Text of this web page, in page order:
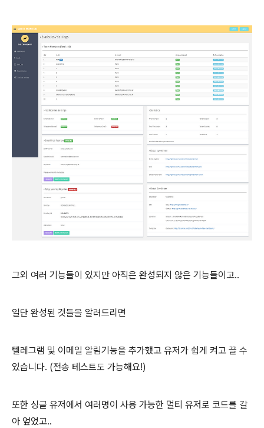
그외 여러 기능들이 있지만 아직은 완성되지 않은 기능들이고..
일단 완성된 것들을 알려드리면
텔레그램 및 이메일 알림기능을 추가했고 유저가 쉽게 켜고 끌 수
있습니다. (전송 테스트도 가능해요!)
또한 싱글 유저에서 여러명이 사용 가능한 멀티 유저로 코드를 갈
아 엎었고..